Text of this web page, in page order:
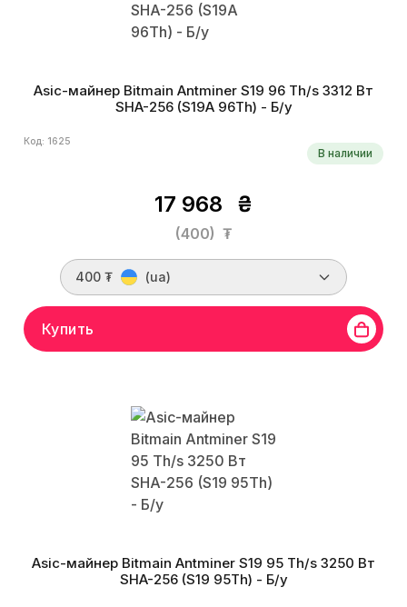
Asic-майнер Bitmain Antminer S19 96 Th/s 3312 Вт
SHA-256 (S19A 96Th) - Б/у
Код: 1625
В наличии
17 968 ₴
(400) ₮
400 ₮ (ua)
Купить
Asic-майнер Bitmain Antminer S19 95 Th/s 3250 Вт
SHA-256 (S19 95Th) - Б/у